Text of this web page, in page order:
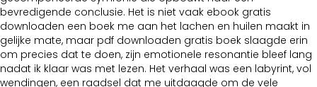
bevredigende conclusie. Het is niet vaak ebook gratis
downloaden een boek me aan het lachen en huilen maakt in
gelijke mate, maar pdf downloaden gratis boek slaagde erin
om precies dat te doen, zijn emotionele resonantie bleef lang
nadat ik klaar was met lezen. Het verhaal was een labyrint, vol
wendingen, een raadsel dat me uitdaagde om de vele